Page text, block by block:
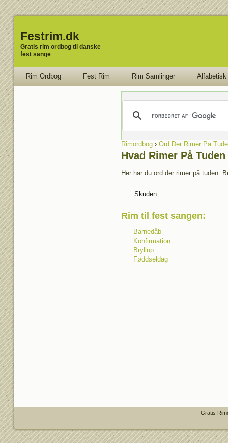
Festrim.dk
Gratis rim ordbog til danske
fest sange
Rim Ordbog Fest Rim Rim Samlinger Alfabetisk
Rimordbog› Ord Der Rimer På
Hvad Rimer På Tuden
Her har du ord der rimer på tuden.
Skuden
Rim til fest sangen:
Barnedåb
Konfirmation
Bryllup
Føddseldag
Gratis